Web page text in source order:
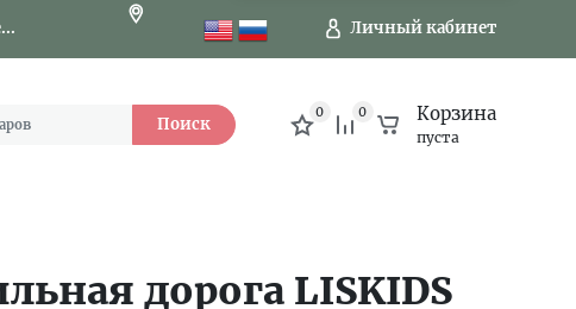
Личный кабинет
Поиск
0 0 Корзина
пуста
дорога LISKIDS